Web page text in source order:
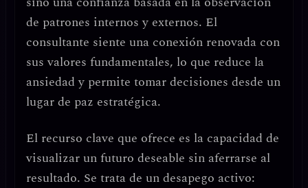
de patrones internos y externos. El
consultante siente una conexión renovada con
sus valores fundamentales, lo que reduce la
ansiedad y permite tomar decisiones desde un
lugar de paz estratégica.
El recurso clave que ofrece es la capacidad de
visualizar un futuro deseable sin aferrarse al
resultado. Se trata de undesapego activo: